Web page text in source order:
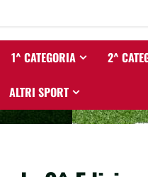
1^ CATEGORIA 2^
ALTRI SPORT